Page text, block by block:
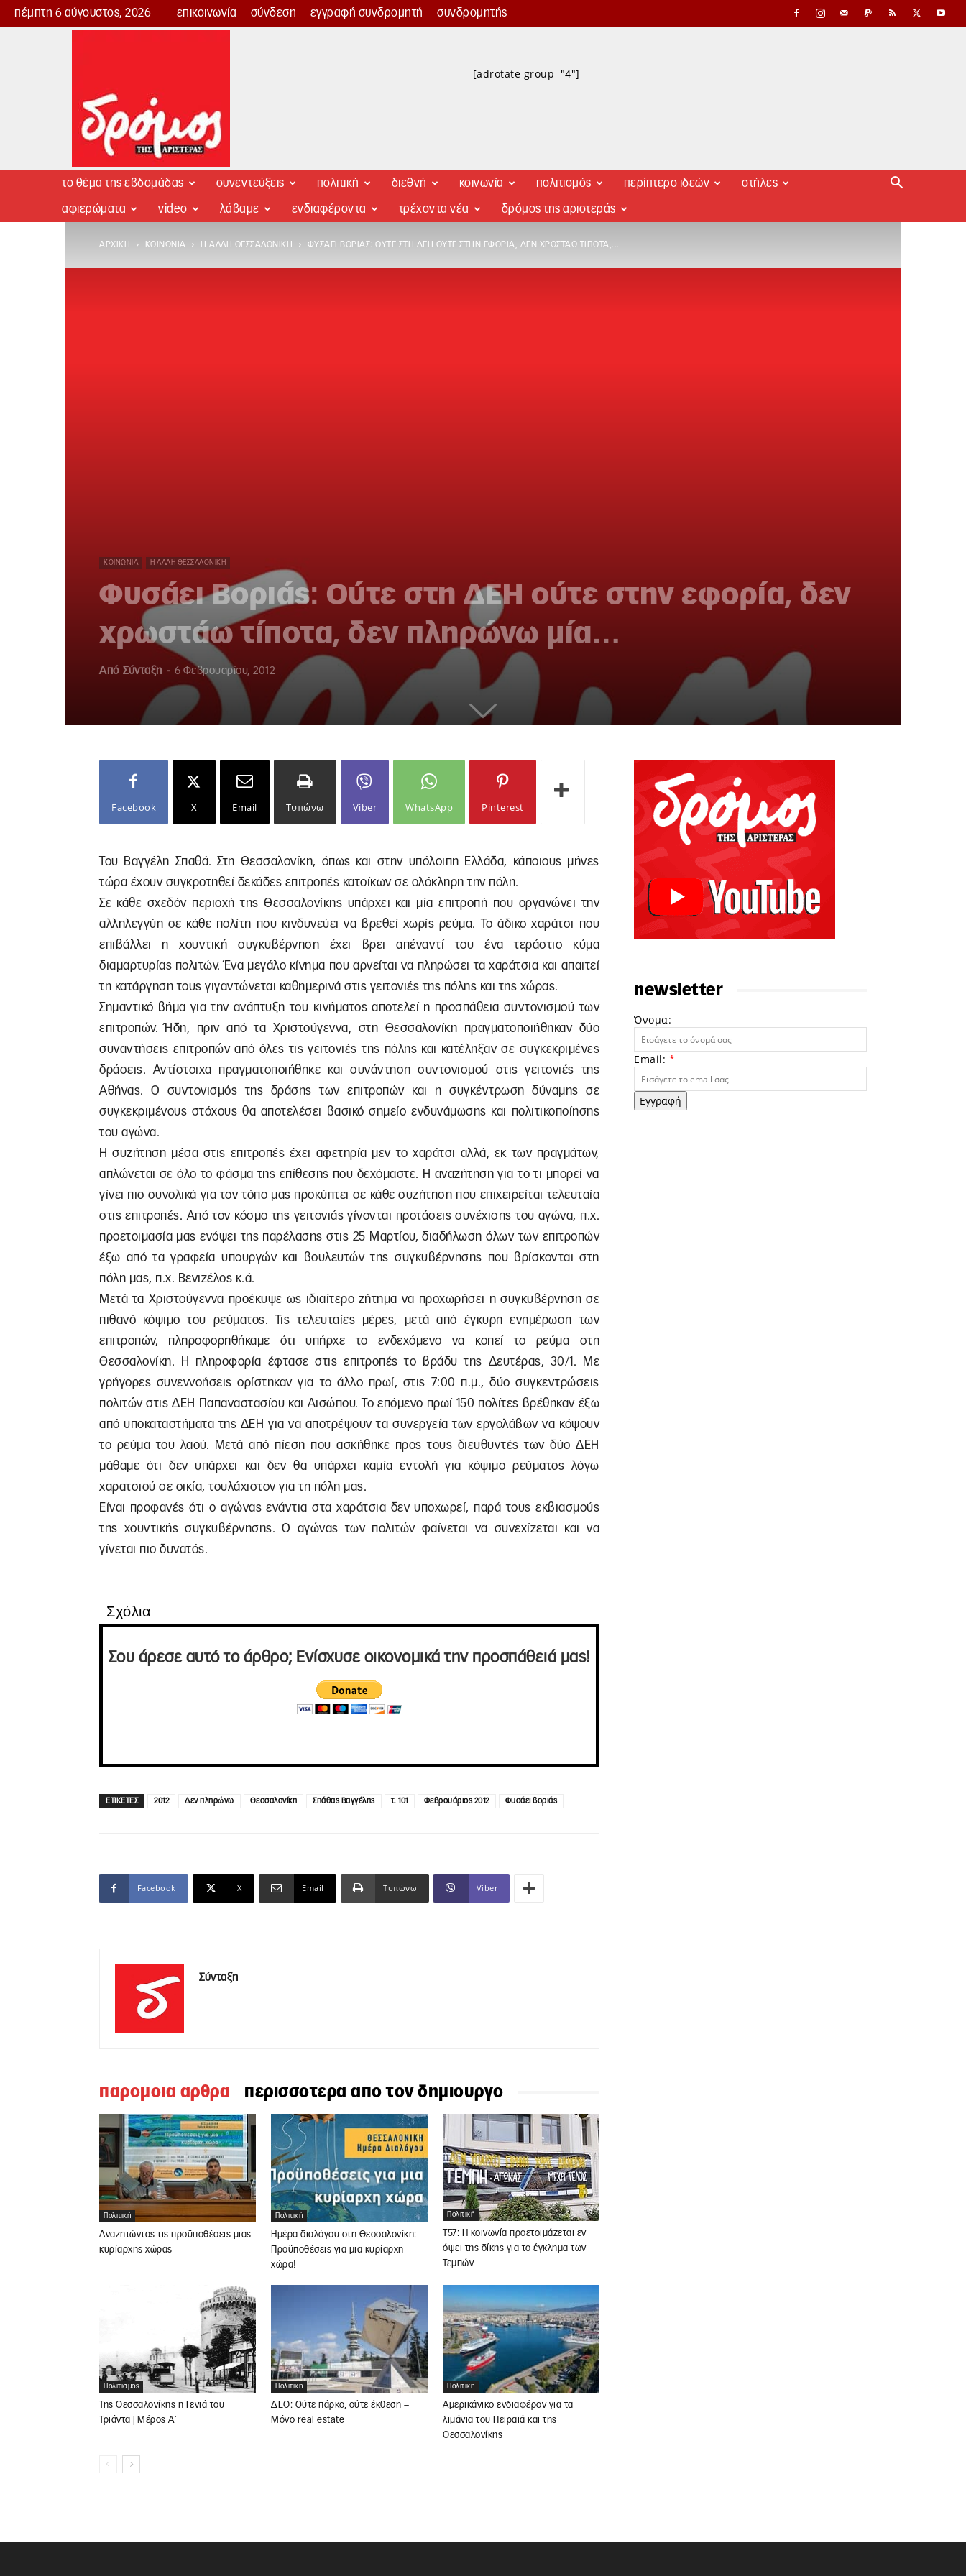
πέμπτη 6 αύγουστος, 2026 επικοινωνία σύνδεση εγγραφή συνδρομητή συνδρομητής
Δρόμος
[adrotate group="4"]
το θέμα της εβδομάδας συνεντεύξεις πολιτική διεθνή κοινωνία πολιτισμός περίπτερο ιδεών στήλες
αφιερώματα video λάβαμε ενδιαφέροντα τρέχοντα νέα δρόμος της αριστεράς
ΑΡΧΙΚΉ ΚΟΙΝΩΝΊΑ Η ΆΛΛΗ ΘΕΣΣΑΛΟΝΊΚΗ ΦΥΣΆΕΙ ΒΟΡΙΆΣ: ΟΎΤΕ ΣΤΗ ΔΕΗ ΟΎΤΕ ΣΤΗΝ ΕΦΟΡΊΑ, ΔΕΝ ΧΡΩΣΤΆΩ ΤΊΠΟΤΑ,...
ΚΟΙΝΩΝΊΑ Η ΆΛΛΗ ΘΕΣΣΑΛΟΝΊΚΗ
Φυσάει Βοριάς: Ούτε στη ΔΕΗ ούτε στην εφορία, δεν
χρωστάω τίποτα, δεν πληρώνω μία…
Από Σύνταξη - 6 Φεβρουαρίου, 2012
Facebook X Email Τυπώνω Viber WhatsApp Pinterest
Του Βαγγέλη Σπαθά. Στη Θεσσαλονίκη, όπως και στην υπόλοιπη Ελλάδα, κάποιους μήνες
τώρα έχουν συγκροτηθεί δεκάδες επιτροπές κατοίκων σε ολόκληρη την πόλη.
Σε κάθε σχεδόν περιοχή της Θεσσαλονίκης υπάρχει και μία επιτροπή που οργανώνει την
αλληλεγγύη σε κάθε πολίτη που κινδυνεύει να βρεθεί χωρίς ρεύμα. Το άδικο χαράτσι που
επιβάλλει η χουντική συγκυβέρνηση έχει βρει απέναντί του ένα τεράστιο κύμα
διαμαρτυρίας πολιτών. Ένα μεγάλο κίνημα που αρνείται να πληρώσει τα χαράτσια και απαιτεί
τη κατάργηση τους γιγαντώνεται καθημερινά στις γειτονιές της πόλης και της χώρας.
Σημαντικό βήμα για την ανάπτυξη του κινήματος αποτελεί η προσπάθεια συντονισμού των
επιτροπών. Ήδη, πριν από τα Χριστούγεννα, στη Θεσσαλονίκη πραγματοποιήθηκαν δύο
συναντήσεις επιτροπών από όλες τις γειτονιές της πόλης και κατέληξαν σε συγκεκριμένες
δράσεις. Αντίστοιχα πραγματοποιήθηκε και συνάντηση συντονισμού στις γειτονιές της
Αθήνας. Ο συντονισμός της δράσης των επιτροπών και η συγκέντρωση δύναμης σε
συγκεκριμένους στόχους θα αποτελέσει βασικό σημείο ενδυνάμωσης και πολιτικοποίησης
του αγώνα.
Η συζήτηση μέσα στις επιτροπές έχει αφετηρία μεν το χαράτσι αλλά, εκ των πραγμάτων,
απλώνεται σε όλο το φάσμα της επίθεσης που δεχόμαστε. Η αναζήτηση για το τι μπορεί να
γίνει πιο συνολικά για τον τόπο μας προκύπτει σε κάθε συζήτηση που επιχειρείται τελευταία
στις επιτροπές. Από τον κόσμο της γειτονιάς γίνονται προτάσεις συνέχισης του αγώνα, π.χ.
προετοιμασία μας ενόψει της παρέλασης στις 25 Μαρτίου, διαδήλωση όλων των επιτροπών
έξω από τα γραφεία υπουργών και βουλευτών της συγκυβέρνησης που βρίσκονται στη
πόλη μας, π.χ. Βενιζέλος κ.ά.
Μετά τα Χριστούγεννα προέκυψε ως ιδιαίτερο ζήτημα να προχωρήσει η συγκυβέρνηση σε
πιθανό κόψιμο του ρεύματος. Τις τελευταίες μέρες, μετά από έγκυρη ενημέρωση των
επιτροπών, πληροφορηθήκαμε ότι υπήρχε το ενδεχόμενο να κοπεί το ρεύμα στη
Θεσσαλονίκη. Η πληροφορία έφτασε στις επιτροπές το βράδυ της Δευτέρας, 30/1. Με
γρήγορες συνεννοήσεις ορίστηκαν για το άλλο πρωί, στις 7:00 π.μ., δύο συγκεντρώσεις
πολιτών στις ΔΕΗ Παπαναστασίου και Αισώπου. Το επόμενο πρωί 150 πολίτες βρέθηκαν έξω
από υποκαταστήματα της ΔΕΗ για να αποτρέψουν τα συνεργεία των εργολάβων να κόψουν
το ρεύμα του λαού. Μετά από πίεση που ασκήθηκε προς τους διευθυντές των δύο ΔΕΗ
μάθαμε ότι δεν υπάρχει και δεν θα υπάρχει καμία εντολή για κόψιμο ρεύματος λόγω
χαρατσιού σε οικία, τουλάχιστον για τη πόλη μας.
Είναι προφανές ότι ο αγώνας ενάντια στα χαράτσια δεν υποχωρεί, παρά τους εκβιασμούς
της χουντικής συγκυβέρνησης. Ο αγώνας των πολιτών φαίνεται να συνεχίζεται και να
γίνεται πιο δυνατός.
Σχόλια
Σου άρεσε αυτό το άρθρο; Ενίσχυσε οικονομικά την προσπάθειά μας!
ΕΤΙΚΕΤΕΣ 2012 Δεν πληρώνω Θεσσαλονίκη Σπάθας Βαγγέλης τ. 101 Φεβρουάριος 2012 Φυσάει βοριάς
Facebook X Email Τυπώνω Viber
Σύνταξη
παρομοια αρθρα περισσοτερα απο τον δημιουργο
Πολιτική
Αναζητώντας τις προϋποθέσεις μιας
κυρίαρχης χώρας
Πολιτική
Ημέρα διαλόγου στη Θεσσαλονίκη:
Προϋποθέσεις για μια κυρίαρχη
χώρα!
Πολιτική
Τ57: Η κοινωνία προετοιμάζεται εν
όψει της δίκης για το έγκλημα των
Τεμπών
Πολιτισμός
Της Θεσσαλονίκης η Γενιά του
Τριάντα | Μέρος Α΄
Πολιτική
ΔΕΘ: Ούτε πάρκο, ούτε έκθεση –
Μόνο real estate
Πολιτική
Αμερικάνικο ενδιαφέρον για τα
λιμάνια του Πειραιά και της
Θεσσαλονίκης
newsletter
Όνομα:
Email: *
Εγγραφή